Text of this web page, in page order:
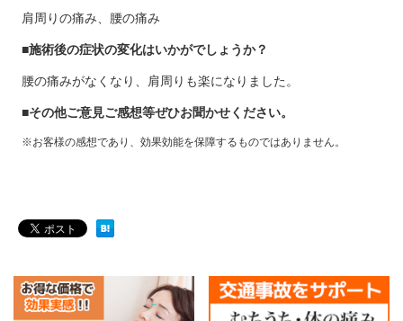
肩周りの痛み、腰の痛み
■施術後の症状の変化はいかがでしょうか？
腰の痛みがなくなり、肩周りも楽になりました。
■その他ご意見ご感想等ぜひお聞かせください。
※お客様の感想であり、効果効能を保障するものではありません。